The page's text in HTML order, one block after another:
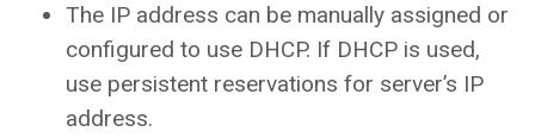
The IP address can be manually assigned or
configured to use DHCP. If DHCP is used,
use persistent reservations for server’s IP
address.